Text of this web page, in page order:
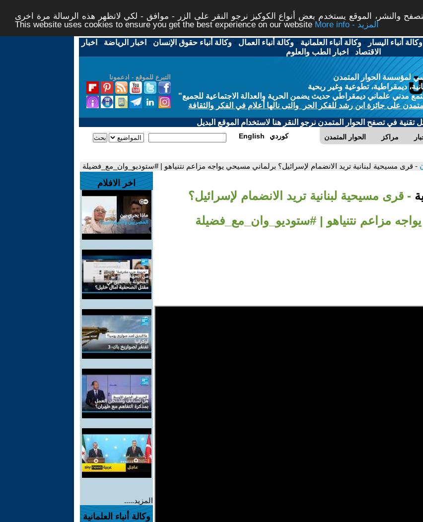
والنشر، الموقع يستخدم بعض أنواع الكوكيز نرجو النقر على الزر - موافق - لكي لاتظهر هذه الرسالة مرة اخرى -
This website uses cookies to ensure you get the best experience on our website
More info - المزيد
وكالة أنباء اليسار -وكالة أنباء العلمانية -وكالة أنباء العمال -وكالة أنباء حقوق الإنسان - اخبار الرياضة - اخبار
الاقتصاد - اخبار الطب والعلوم
التبرع للموقع - ادعمونا
لمؤسسة الحوار المتمدن
ديمقراطية، تطوعية وغير ربحية
مدني علماني ديمقراطي حديث يضمن الحرية والعدالة الاجتماعية للجميع"
على جائزة ابن رشد للفكر الحر والتى نالها أعلام في الفكر والثقافة
تقنية في تصفح الحوار المتمدن نرجو النقر هنا لاستخدام الموقع البديل
الحوار المتمدن مراكز English كوردي
- قرى مسيحية لبنانية تريد الانضمام لإسرائيل؟ برلماني مسيحي يواجه مزاعم نتنياهو | #ستوديو_وان_مع_فضيلة
- قرى مسيحية لبنانية تريد الانضمام لإسرائيل؟
مزاعم نتنياهو | #ستوديو_وان_مع_فضيلة
اخر الافلام
المزيد.....
وكالة أنباء العلمانية